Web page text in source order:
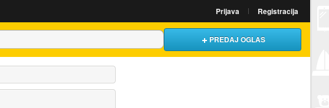
Prijava Registracija
PREDAJ OGLAS